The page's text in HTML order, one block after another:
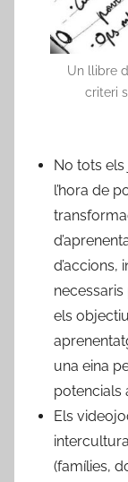
Un llibre
criteri
No tots
l’hora de
d’accions,
els
una eina
potencials
Els
(famílies,